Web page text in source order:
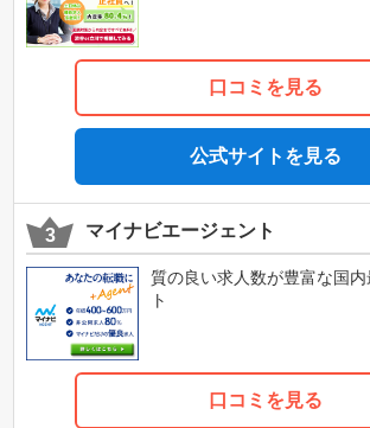
口コミを見る
公式サイトを見る
マイナビエージェント
質の良い求人数が豊富な国
ト
口コミを見る